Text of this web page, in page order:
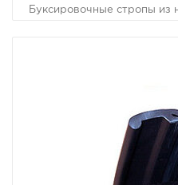
Буксировочные стропы из
автомобиля, так и для
народе эти стропы
следует помнить, что при
специальной
неподготовленный для
автомобиль и нанести